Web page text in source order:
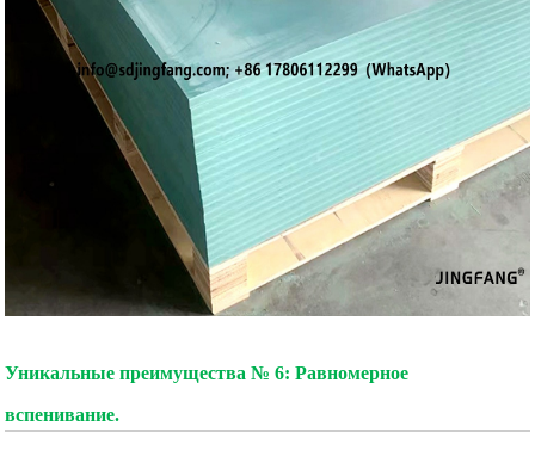
Уникальные преимущества № 6: Равномерное
вспенивание.